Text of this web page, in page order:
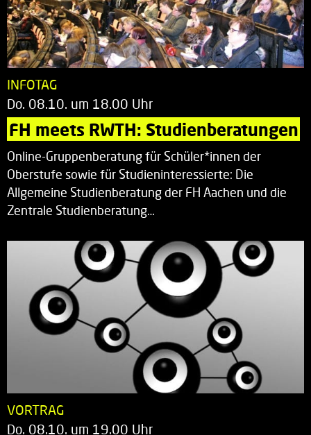
INFOTAG
Do. 08.10. um 18.00 Uhr
FH meets RWTH: Studienberatungen
Online-Gruppenberatung für Schüler*innen der
Oberstufe sowie für Studieninteressierte: Die
Allgemeine Studienberatung der FH Aachen und die
Zentrale Studienberatung…
VORTRAG
Do. 08.10. um 19.00 Uhr